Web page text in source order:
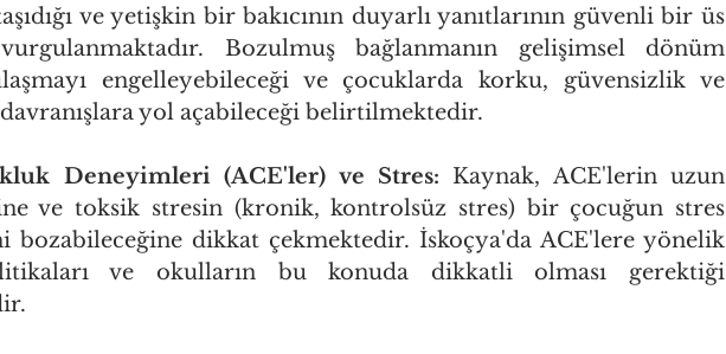
ve yetişkin bir bakıcının duyarlı yanıtlarının güvenli bir üs
Bozulmuş bağlanmanın gelişimsel dönüm
engelleyebileceği ve çocuklarda korku, güvensizlik ve
yol açabileceği belirtilmektedir.
Deneyimleri (ACE'ler) ve Stres: Kaynak, ACE'lerin uzun
ve toksik stresin (kronik, kontrolsüz stres) bir çocuğun stres
bozabileceğine dikkat çekmektedir. İskoçya'da ACE'lere yönelik
ve okulların bu konuda dikkatli olması gerektiği